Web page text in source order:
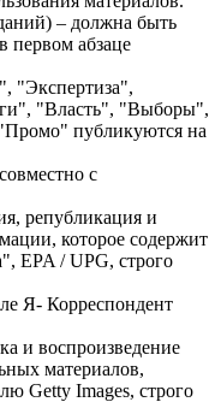
– должна быть
первом абзаце
"Экспертиза",
"Власть", "Выборы",
публикуются на
с
републикация и
которое содержит
EPA / UPG, строго
Я- Корреспондент
и воспроизведение
материалов,
Getty Images, строго